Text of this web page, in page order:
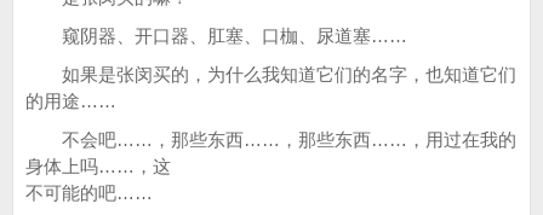
窥阴器、开口器、肛塞、口枷、尿道塞……
如果是张闵买的，为什么我知道它们的名字，也知道它们
的用途……
不会吧……，那些东西……，那些东西……，用过在我的
身体上吗……，这
不可能的吧……